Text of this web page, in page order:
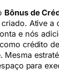
Bônus de
Ative a
e nós
crédito
Mesma
para